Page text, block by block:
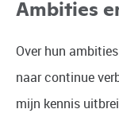
Ambities
Over hun
naar continue
mijn kennis